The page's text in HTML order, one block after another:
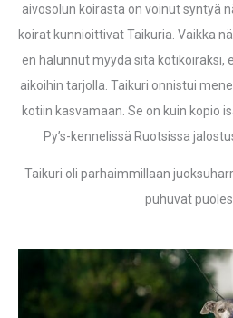
aivosolun koirasta on voinut syntyä
koirat kunnioittivat Taikuria. Vaikka
en halunnut myydä sitä kotikoiraksi,
aikoihin tarjolla. Taikuri onnistui
kotiin kasvamaan. Se on kuin kopio
Py’s-kennelissä Ruotsissa
Taikuri oli parhaimmillaan
puhuvat